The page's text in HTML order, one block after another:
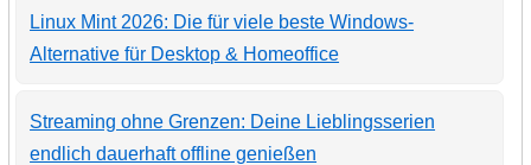
Linux Mint 2026: Die für viele beste Windows-
Alternative für Desktop & Homeoffice
Streaming ohne Grenzen: Deine Lieblingsserien
endlich dauerhaft offline genießen